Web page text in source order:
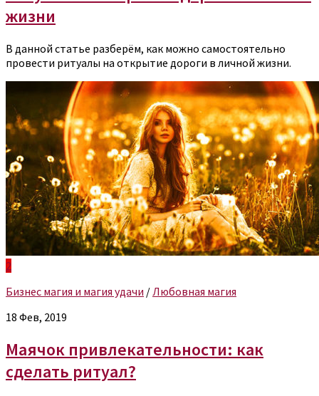
жизни
В данной статье разберём, как можно самостоятельно
провести ритуалы на открытие дороги в личной жизни.
2
Бизнес магия и магия удачи / Любовная магия
18 Фев, 2019
Маячок привлекательности: как
сделать ритуал?